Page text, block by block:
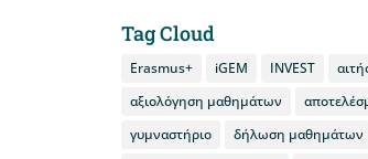
Tag Cloud
Erasmus+ iGEM INVEST
αξιολόγηση μαθημάτων
γυμναστήριο
δήλωση μαθημάτων